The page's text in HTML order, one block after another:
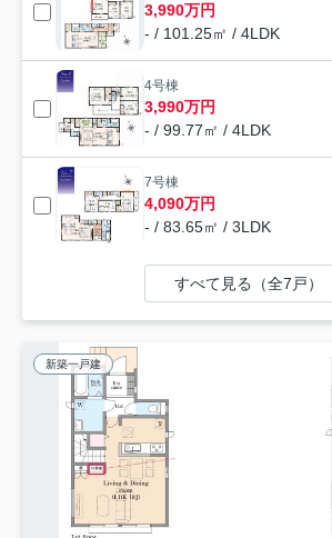
3,990万円
- / 101.25㎡ / 4LDK
4号棟
3,990万円
- / 99.77㎡ / 4LDK
7号棟
4,090万円
- / 83.65㎡ / 3LDK
すべて見る（全7戸）
新築一戸建